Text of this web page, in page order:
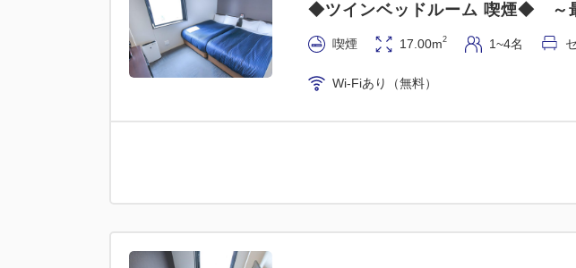
◆ツインベッドルーム 喫煙◆ ～
喫煙 17.00m2 1~4名
Wi-Fiあり（無料）